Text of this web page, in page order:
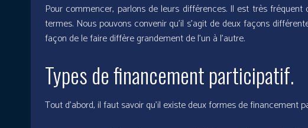
Pour commencer, parlons de leurs différences. Il est très
termes. Nous pouvons convenir qu’il s’agit de deux façons
façon de le faire diffère grandement de l’un à l’autre.
Types de financement participatif.
Tout d’abord, il faut savoir qu’il existe deux formes de financement